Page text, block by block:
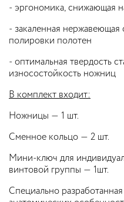
- эргономика, снижающая
- закаленная нержавеющая
полировки полотен
- оптимальная твердость
износостойкость ножниц
В комплект входит:
Ножницы — 1 шт.
Сменное кольцо — 2 шт.
Мини-ключ для
винтовой группы — 1шт.
Специально